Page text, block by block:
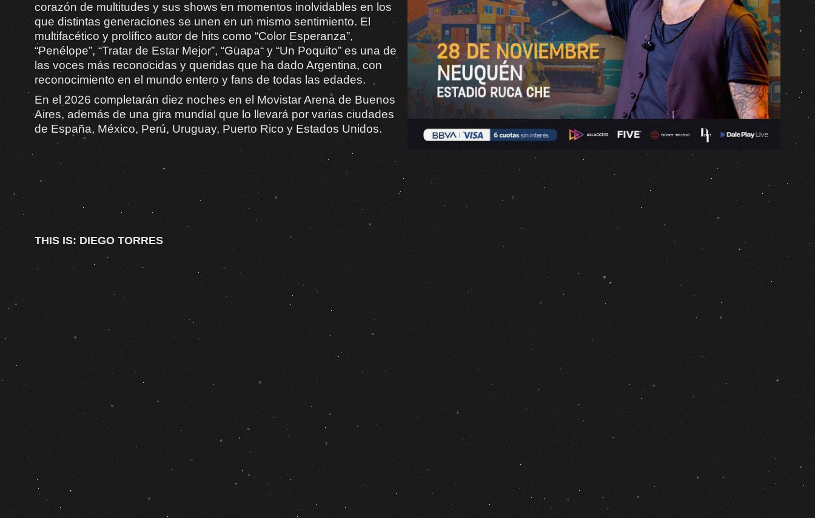
corazón de multitudes y sus shows en momentos inolvidables en los
que distintas generaciones se unen en un mismo sentimiento. El
multifacético y prolífico autor de hits como “Color Esperanza”,
“Penélope”, “Tratar de Estar Mejor”, “Guapa“ y “Un Poquito” es una de
las voces más reconocidas y queridas que ha dado Argentina, con
reconocimiento en el mundo entero y fans de todas las edades.
En el 2026 completarán diez noches en el Movistar Arena de Buenos
Aires, además de una gira mundial que lo llevará por varias ciudades
de España, México, Perú, Uruguay, Puerto Rico y Estados Unidos.
THIS IS: DIEGO TORRES